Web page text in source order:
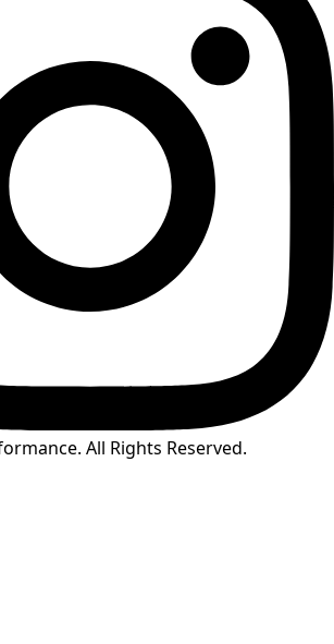
All Rights Reserved.